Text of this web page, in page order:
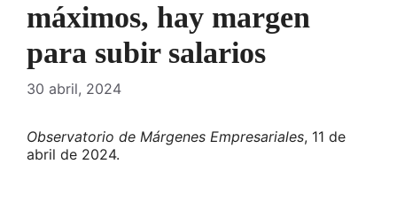
máximos, hay margen
para subir salarios
30 abril, 2024
Observatorio de Márgenes Empresariales, 11 de
abril de 2024.